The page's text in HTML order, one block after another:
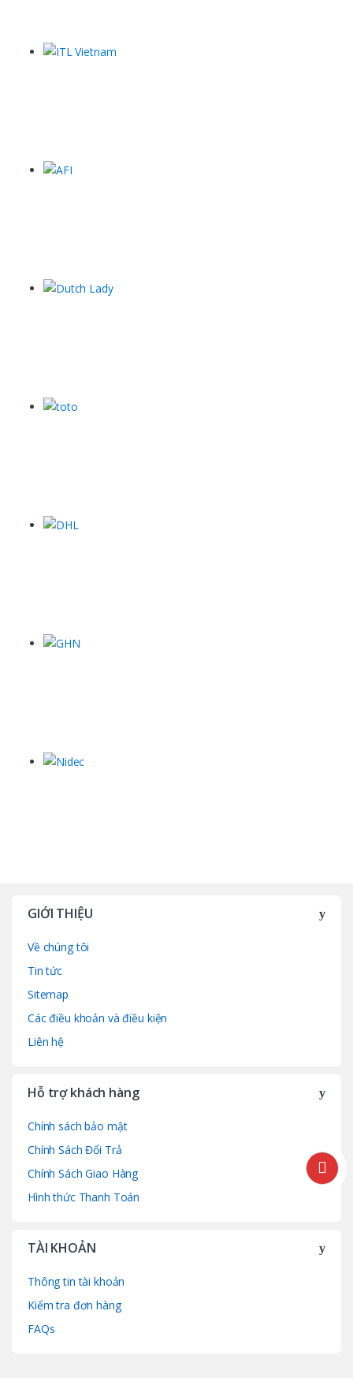
GIỚI THIỆU
Về chúng tôi
Tin tức
Sitemap
Các điều khoản và điều kiện
Liên hệ
Hỗ trợ khách hàng
Chính sách bảo mật
Chính Sách Đổi Trả
Chính Sách Giao Hàng
Hình thức Thanh Toán
TÀI KHOẢN
Thông tin tài khoản
Kiểm tra đơn hàng
FAQs